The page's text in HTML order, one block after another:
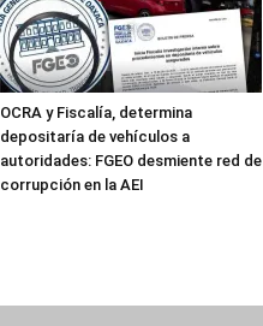
OCRA y Fiscalía, determina
depositaría de vehículos a
autoridades: FGEO desmiente red de
corrupción en la AEI